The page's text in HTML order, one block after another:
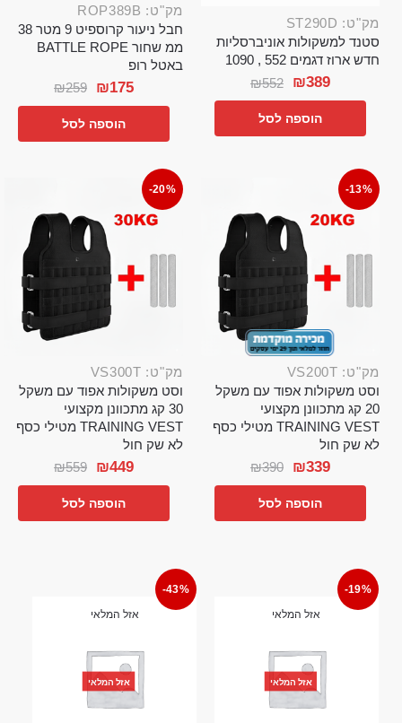
מק"ט: ST290D
סטנד למשקולות אוניברסליות
חדש ארוז דגמים 552 , 1090
₪552 ₪389
הוספה לסל
מק"ט: ROP389B
חבל ניעור קרוספיט 9 מטר 38
ממ שחור BATTLE ROPE
באטל רופ
₪259 ₪175
הוספה לסל
-13%
מק"ט: VS200T
וסט משקולות אפוד עם משקל
20 קג מתכוונן מקצועי
TRAINING VEST מטילי כסף
לא שק חול
₪390 ₪339
הוספה לסל
-20%
מק"ט: VS300T
וסט משקולות אפוד עם משקל
30 קג מתכוונן מקצועי
TRAINING VEST מטילי כסף
לא שק חול
₪559 ₪449
הוספה לסל
-19%
אזל המלאי
אזל המלאי
-43%
אזל המלאי
אזל המלאי